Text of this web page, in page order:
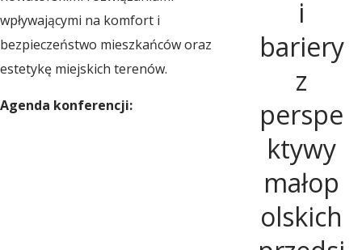
m
R
wpływającymi na komfort i
bezpieczeństwo mieszkańców oraz
estetykę miejskich terenów.
Agenda konferencji:
i
bariery
z
perspe
ktywy
małop
olskich